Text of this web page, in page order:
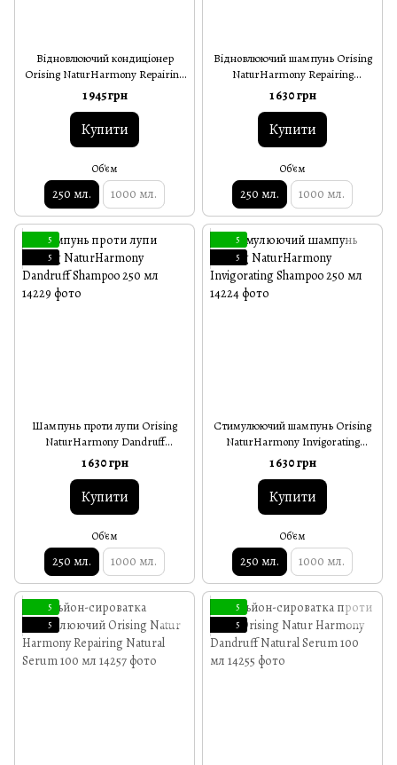
Відновлюючий кондиціонер
Orising NaturHarmony Repairing
Conditioner 250 мл
1 945 грн
Купити
Об'єм
250 мл. 1000 мл.
Відновлюючий шампунь Orising
NaturHarmony Repairing
Shampoo 250 мл
1 630 грн
Купити
Об'єм
250 мл. 1000 мл.
5
5
Шампунь проти лупи Orising
NaturHarmony Dandruff
Shampoo 250 мл
1 630 грн
Купити
Об'єм
250 мл. 1000 мл.
5
5
Стимулюючий шампунь Orising
NaturHarmony Invigorating
Shampoo 250 мл
1 630 грн
Купити
Об'єм
250 мл. 1000 мл.
5
5
5
5